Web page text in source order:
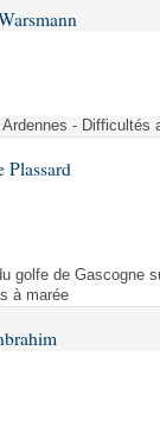
- Difficultés
Plassard
golfe de Gascogne
à marée